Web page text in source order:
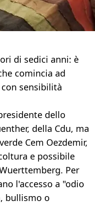
di sedici anni: è
comincia ad
sensibilità
dello
della Cdu, ma
Cem Oezdemir,
e possibile
Per
l'accesso a "odio
bullismo o